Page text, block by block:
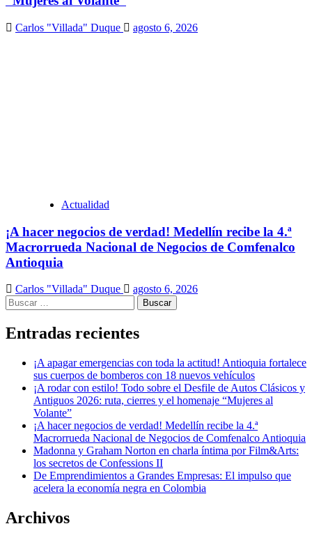
Carlos "Villada" Duque agosto 6, 2026
Actualidad
¡A hacer negocios de verdad! Medellín recibe la 4.ª
Macrorrueda Nacional de Negocios de Comfenalco
Antioquia
Carlos "Villada" Duque
agosto 6, 2026
Buscar:
Entradas recientes
¡A apagar emergencias con toda la actitud! Antioquia fortalece
sus cuerpos de bomberos con 18 nuevos vehículos
¡A rodar con estilo! Todo sobre el Desfile de Autos Clásicos y
Antiguos 2026: ruta, cierres y el homenaje “Mujeres al
Volante”
¡A hacer negocios de verdad! Medellín recibe la 4.ª
Macrorrueda Nacional de Negocios de Comfenalco Antioquia
Madonna y Graham Norton en charla íntima por Film&Arts:
los secretos de Confessions II
De Emprendimientos a Grandes Empresas: El impulso que
acelera la economía negra en Colombia
Archivos